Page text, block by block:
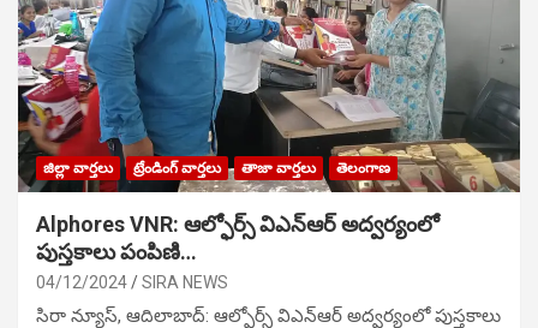
జిల్లా వార్తలు ట్రేండింగ్ వార్తలు తాజా వార్తలు తెలంగాణ
Alphores VNR: ఆల్ఫోర్స్ విఎన్ఆర్ అద్వర్యంలో
పుస్తకాలు పంపిణి…
04/12/2024 SIRA NEWS
సిరా న్యూస్, ఆదిలాబాద్: ఆల్ఫోర్స్ విఎన్ఆర్ అద్వర్యంలో పుస్తకాలు